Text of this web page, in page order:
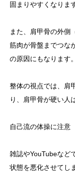
固まりやすくなりま
また、肩甲骨の外側
筋肉が骨盤までつな
の原因にもなります。
整体の視点では、肩
り、肩甲骨が硬い人
自己流の体操に注意
雑誌やYouTubeなど
状態を悪化させてし